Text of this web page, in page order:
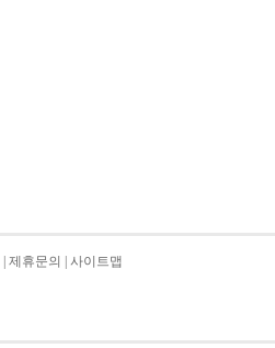
제휴문의 사이트맵